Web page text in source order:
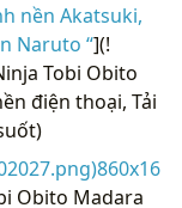
nền Akatsuki,
Naruto “](!
Tobi Obito
điện thoại, Tải
Obito Madara